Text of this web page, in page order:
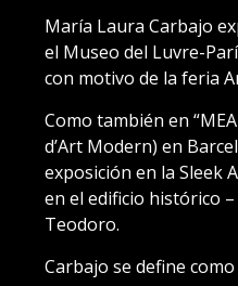
María Laura Carbajo
el Museo del Luvre-
con motivo de la feria
Como también en
d’Art Modern) en
exposición en la Sleek
en el edificio histórico –
Teodoro.
Carbajo se define